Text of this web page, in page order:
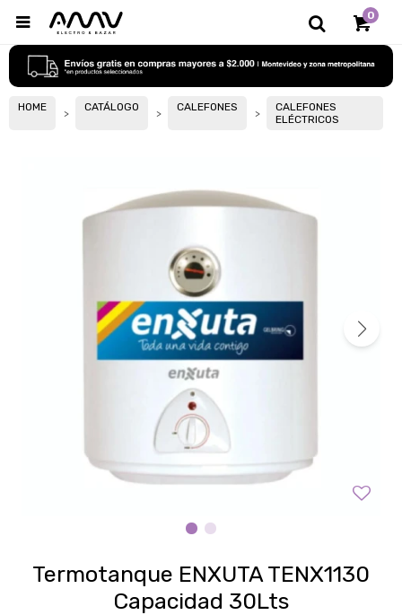
0

HOME CATÁLOGO CALEFONES
CALEFONES
ELÉCTRICOS
Termotanque ENXUTA TENX1130
Capacidad 30Lts